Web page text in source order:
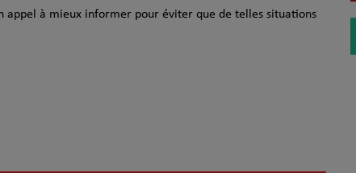
appel à mieux informer pour éviter que de telles situations